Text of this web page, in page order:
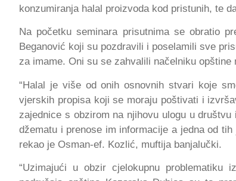
konzumiranja halal proizvoda kod pristunih, te
Na početku seminara prisutnima se obratio
Beganović koji su pozdravili i poselamili sve
za imame. Oni su se zahvalili načelniku
“Halal je više od onih osnovnih stvari koje
vjerskih propisa koji se moraju poštivati i
zajednice s obzirom na njihovu ulogu u
džematu i prenose im informacije a jedna od
rekao je Osman-ef. Kozlić, muftija banjalučki.
“Uzimajući u obzir cjelokupnu problematiku